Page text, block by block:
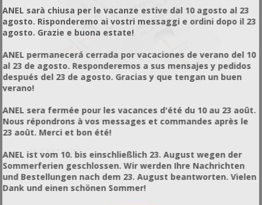
DO NOT STACK CONES
SKU: KRT00354
ANEL sarà chiusa per le vacanze estive dal 10 agosto al 23
agosto. Risponderemo ai vostri messaggi e ordini dopo il 23
agosto. Grazie e buona estate!
ANEL permanecerá cerrada por vacaciones de verano del 10
al 23 de agosto. Responderemos a sus mensajes y pedidos
después del 23 de agosto. Gracias y que tengan un buen
verano!
ANEL sera fermée pour les vacances d'été du 10 au 23 août.
Nous répondrons à vos messages et commandes après le
23 août. Merci et bon été!
ANEL ist vom 10. bis einschließlich 23. August wegen der
Sommerferien geschlossen. Wir werden Ihre Nachrichten
und Bestellungen nach dem 23. August beantworten. Vielen
Dank und einen schönen Sommer!